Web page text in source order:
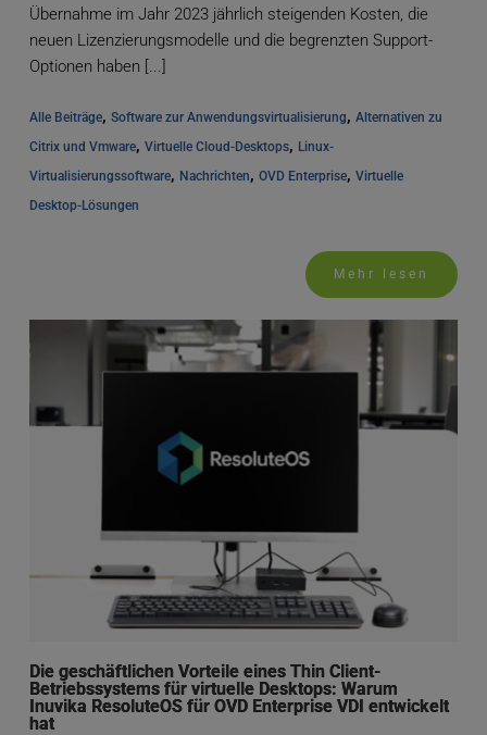
Übernahme im Jahr 2023 jährlich steigenden Kosten, die
neuen Lizenzierungsmodelle und die begrenzten Support-
Optionen haben [...]
Alle Beiträge, Software zur Anwendungsvirtualisierung, Alternativen zu
Citrix und Vmware, Virtuelle Cloud-Desktops, Linux-
Virtualisierungssoftware, Nachrichten, OVD Enterprise, Virtuelle
Desktop-Lösungen
Mehr lesen
Die geschäftlichen Vorteile eines Thin Client-
Betriebssystems für virtuelle Desktops: Warum
Inuvika ResoluteOS für OVD Enterprise VDI entwickelt
hat